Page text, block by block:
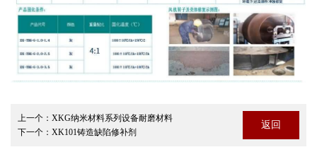
上一个： XKG纳米材料系列设备耐磨材料
下一个： XK101铸造缺陷修补剂
返回